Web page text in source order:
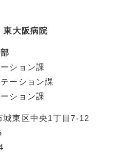
東大阪病院
ション課
ーション課
ション課
東区中央1丁目7-12